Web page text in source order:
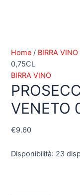
Home / BIRRA VINO
0,75CL
BIRRA VINO
VENETO
€9.60
Disponibilità: 23